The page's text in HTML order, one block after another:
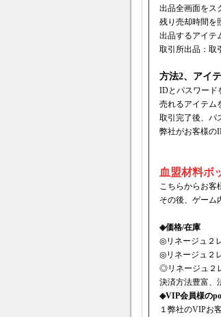
出品全画面をス
残り売却時間を
出品するアイテ
取引所出品：取
方法2、アイ
IDとパスワード
売れるアイテム
取引完了後、パ
弊社がお客様の
血盟材料ボ
こちらからお客
その後、ゲーム
◈価格/在庫
◎リネージュ２
◎リネージュ２
◎リネージュ２
決済方法豊富、
◈VIP会員様の
１弊社のVIPお